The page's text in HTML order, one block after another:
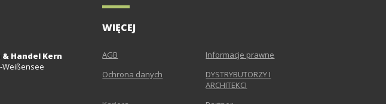
Handel Kern
Weißensee
WIĘCEJ
AGB
Informacje prawne
Ochrona danych
DYSTRYBUTORZY I
ARCHITEKCI